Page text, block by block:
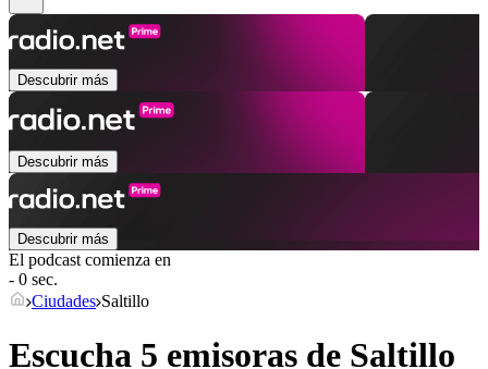
Descubrir más
Descubrir más
Descubrir más
El podcast comienza en
- 0 sec.
Ciudades Saltillo
Escucha 5 emisoras de Saltillo